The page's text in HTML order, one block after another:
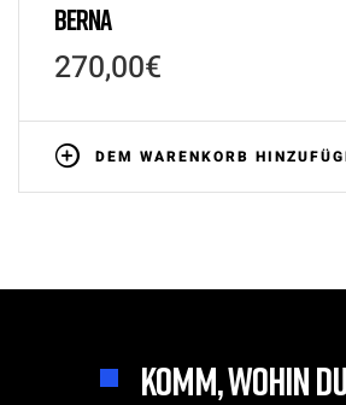
BERNA
270,00€
DEM WARENKORB
KOMM, WOHIN